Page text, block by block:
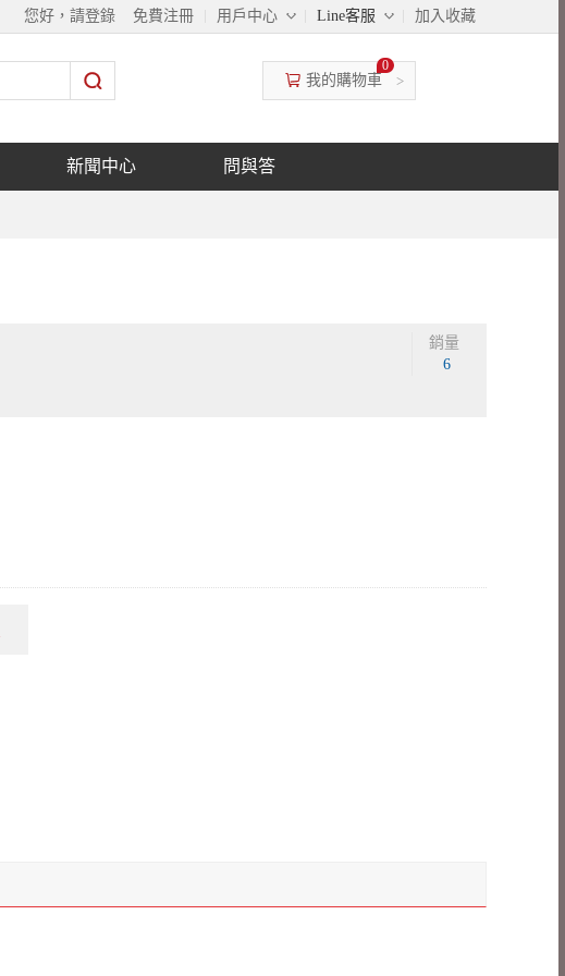
您好，請登錄 免費注冊 ◇
用戶中心 ◇
Line客服 加入收藏
>
0
我的購物車
新聞中心 問與答
銷量
6